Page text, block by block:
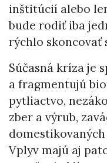
inštitúcií alebo
bude rodiť iba
rýchlo skoncovať
Súčasná kríza je
a fragmentujú
pytliactvo,
zber a výrub,
Vplyv majú aj